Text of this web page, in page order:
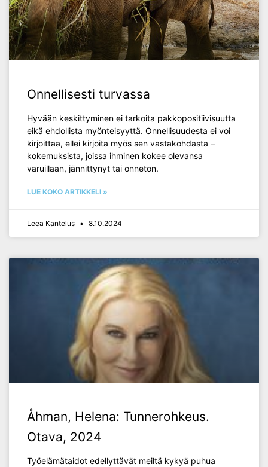
Onnellisesti turvassa
Hyvään keskittyminen ei tarkoita pakkopositiivisuutta
eikä ehdollista myönteisyyttä. Onnellisuudesta ei voi
kirjoittaa, ellei kirjoita myös sen vastakohdasta –
kokemuksista, joissa ihminen kokee olevansa
varuillaan, jännittynyt tai onneton.
LUE KOKO ARTIKKELI »
Leea Kantelus 8.10.2024
Åhman, Helena: Tunnerohkeus.
Otava, 2024
Työelämätaidot edellyttävät meiltä kykyä puhua